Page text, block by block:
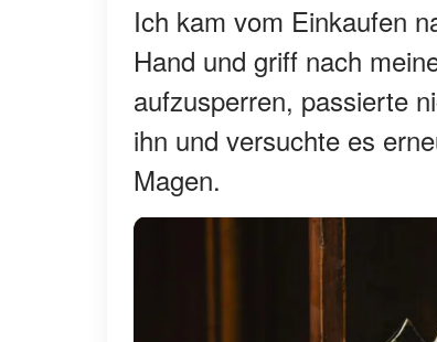
Ich kam vom Einkaufen
Hand und griff nach
aufzusperren, passierte
ihn und versuchte es
Magen.